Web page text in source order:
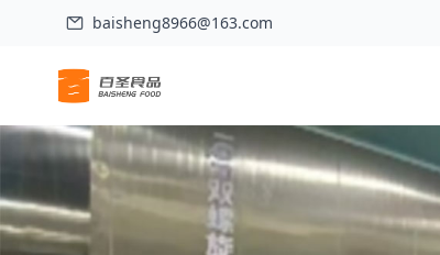
baisheng8966@163.com